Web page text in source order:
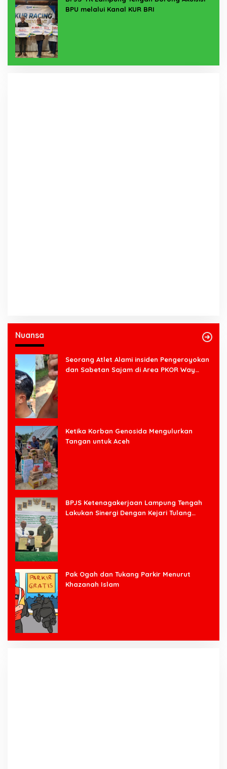
BPU melalui Kanal KUR BRI
Nuansa
Seorang Atlet Alami insiden Pengeroyokan
dan Sabetan Sajam di Area PKOR Way
Ketika Korban Genosida Mengulurkan
Tangan untuk Aceh
BPJS Ketenagakerjaan Lampung Tengah
Lakukan Sinergi Dengan Kejari Tulang
Pak Ogah dan Tukang Parkir Menurut
Khazanah Islam